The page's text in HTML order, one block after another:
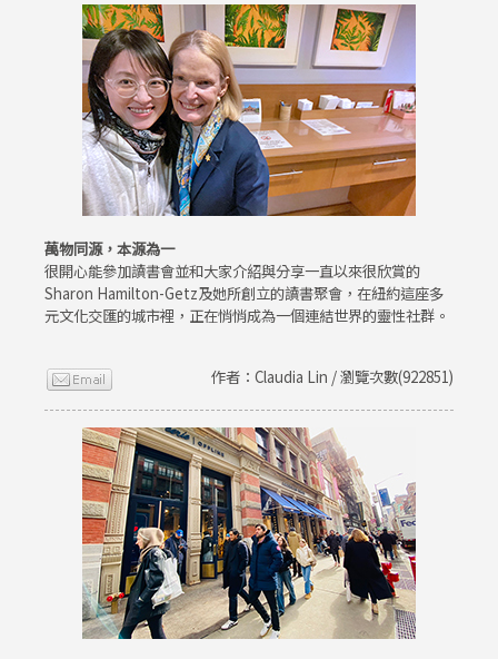
萬物同源，本源為一
很開心能參加讀書會並和大家介紹與分享一直以來很欣賞的
Sharon Hamilton-Getz及她所創立的讀書聚會，在紐約這座多
元文化交匯的城市裡，正在悄悄成為一個連結世界的靈性社群。
作者：Claudia Lin / 瀏覽次數(922851)